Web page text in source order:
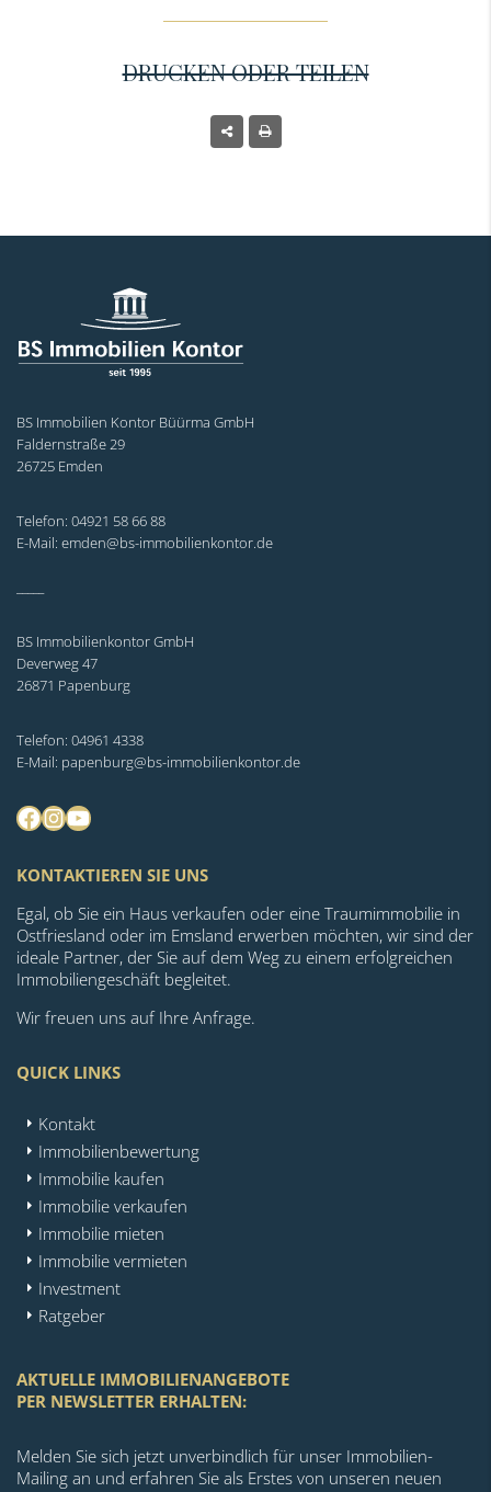
DRUCKEN ODER TEILEN
BS Immobilien Kontor Büürma GmbH
Faldernstraße 29
26725 Emden
Telefon: 04921 58 66 88
E-Mail: emden@bs-immobilienkontor.de
BS Immobilienkontor GmbH
Deverweg 47
26871 Papenburg
Telefon: 04961 4338
E-Mail: papenburg@bs-immobilienkontor.de
Facebook
Instagram
YouTube
KONTAKTIEREN SIE UNS
Egal, ob Sie ein Haus verkaufen oder eine Traumimmobilie in
Ostfriesland oder im Emsland erwerben möchten, wir sind der
ideale Partner, der Sie auf dem Weg zu einem erfolgreichen
Immobiliengeschäft begleitet.
Wir freuen uns auf Ihre Anfrage.
QUICK LINKS
Kontakt
Immobilienbewertung
Immobilie kaufen
Immobilie verkaufen
Immobilie mieten
Immobilie vermieten
Investment
Ratgeber
AKTUELLE IMMOBILIENANGEBOTE
PER NEWSLETTER ERHALTEN:
Melden Sie sich jetzt unverbindlich für unser Immobilien-
Mailing an und erfahren Sie als Erstes von unseren neuen